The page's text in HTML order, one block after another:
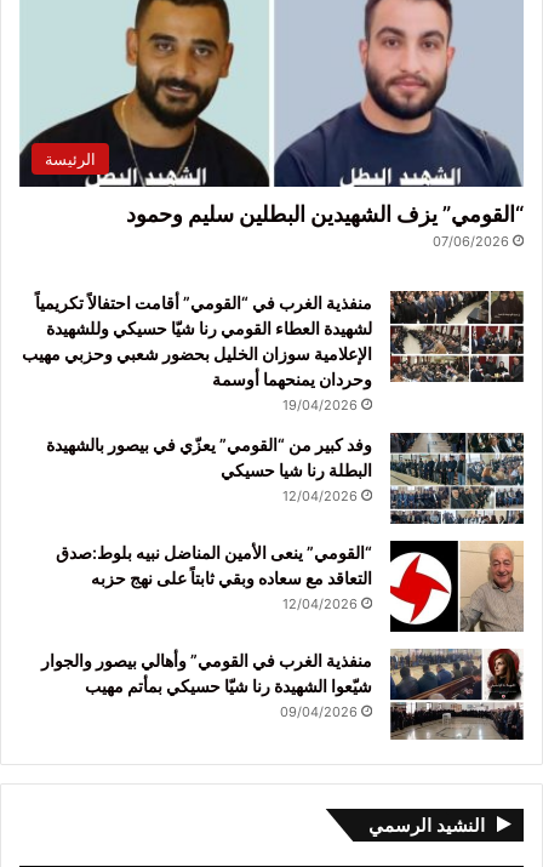
الرئيسة
“القومي” يزف الشهيدين البطلين سليم وحمود
07/06/2026
منفذية الغرب في “القومي” أقامت احتفالاً تكريمياً
لشهيدة العطاء القومي رنا شيّا حسيكي وللشهيدة
الإعلامية سوزان الخليل بحضور شعبي وحزبي مهيب
وحردان يمنحهما أوسمة
19/04/2026
وفد كبير من “القومي” يعزّي في بيصور بالشهيدة
البطلة رنا شيا حسيكي
12/04/2026
“القومي” ينعى الأمين المناضل نبيه بلوط:صدق
التعاقد مع سعاده وبقي ثابتاً على نهج حزبه
12/04/2026
منفذية الغرب في القومي” وأهالي بيصور والجوار
شيّعوا الشهيدة رنا شيّا حسيكي بمأتم مهيب
09/04/2026
النشيد الرسمي